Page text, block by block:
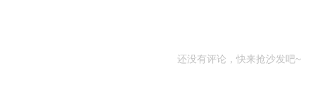
还没有评论，快来抢沙发吧~